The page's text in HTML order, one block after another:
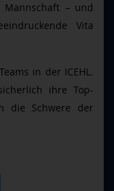
Mannschaft – und
Vita
in der ICEHL.
ihre Top-
die Schwere der